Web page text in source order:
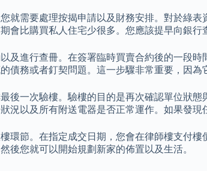
就需要處理按揭申請以及財務安排。對於綠
會比購買私人住宅少很多。您應該提早向銀
及進行查冊。在簽署臨時買賣合約後的一段
債務或者釘契問題。這一步驟非常重要，因為
後一次驗樓。驗樓的目的是再次確認單位狀
況以及所有附送電器是否正常運作。如果發現
環節。在指定成交日期，您會在律師樓支付
後您就可以開始規劃新家的佈置以及生活。